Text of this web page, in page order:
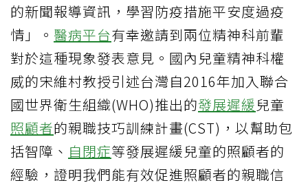
的新聞報導資訊，學習防疫措施平安度過疫
情」。 醫病平台有幸邀請到兩位精神科前輩
對於這種現象發表意見。國內兒童精神科權
威的宋維村教授引述台灣自2016年加入聯合
國世界衛生組織(WHO)推出的發展遲緩兒童
照顧者的親職技巧訓練計畫(CST)，以幫助包
括智障、 自閉症等發展遲緩兒童的照顧者的
經驗，證明我們能有效促進照顧者的親職信